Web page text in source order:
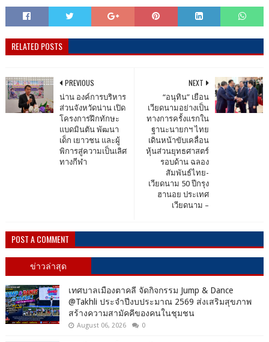
RELATED POSTS
NEXT
“อนุทิน” เยือน
เวียดนามอย่างเป็น
ทางการครั้งแรกใน
ฐานะนายกฯ ไทย
เดินหน้าขับเคลื่อน
หุ้นส่วนยุทธศาสตร์
รอบด้าน ฉลอง
สัมพันธ์ไทย-
เวียดนาม 50 ปีกรุง
ฮานอย ประเทศ
เวียดนาม –
PREVIOUS
น่าน องค์การบริหาร
ส่วนจังหวัดน่าน เปิด
โครงการฝึกทักษะ
แบดมินตัน พัฒนา
เด็ก เยาวชน และผู้
พิการสู่ความเป็นเลิศ
ทางกีฬา
POST A COMMENT
ข่าวล่าสุด
เทศบาลเมืองตาคลี จัดกิจกรรม Jump & Dance
@Takhli ประจำปีงบประมาณ 2569 ส่งเสริมสุขภาพ
สร้างความสามัคคีของคนในชุมชน
August 06, 2026 0